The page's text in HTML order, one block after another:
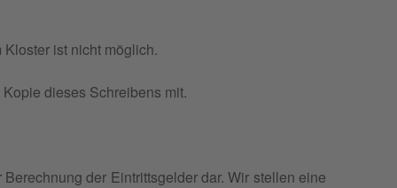
ist nicht möglich.
dieses Schrei­bens mit.
der Ein­tritts­gel­der dar. Wir stel­len eine